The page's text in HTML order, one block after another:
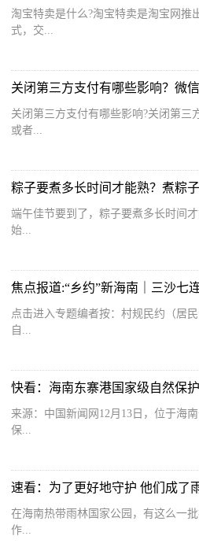
淘宝特卖是什么?淘宝特卖是淘宝网推
式，交...
关闭第三方支付有哪些影响？微
关闭第三方支付有哪些影响?关闭第三
或者...
粽子要煮多长时间才能熟？煮粽
端午佳节要到了，粽子要煮多长时间
始...
点击进入专题编者按：村规民约（居
自...
快看：海南东寨港国家级自然保
来源：中国新闻网12月13日，位于海
保...
速看：为了更好地守护 他们成了
在海南热带雨林国家公园，有这么一
作...